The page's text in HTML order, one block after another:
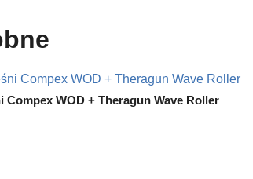
WOD + Theragun Wave Roller